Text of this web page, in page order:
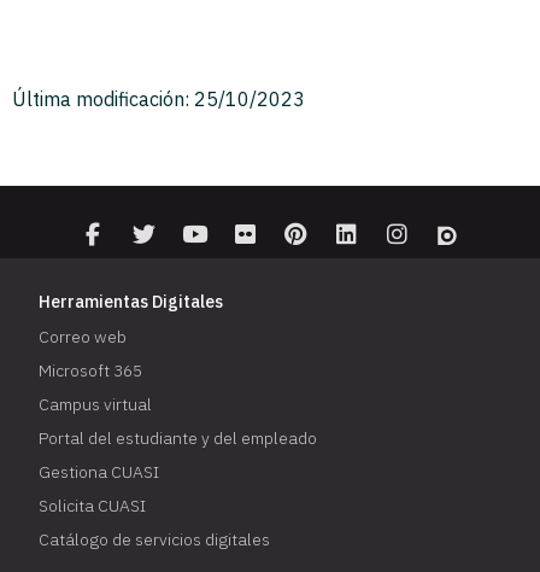
Última modificación: 25/10/2023
Herramientas Digitales
Correo web
Microsoft 365
Campus virtual
Portal del estudiante y del empleado
Gestiona CUASI
Solicita CUASI
Catálogo de servicios digitales